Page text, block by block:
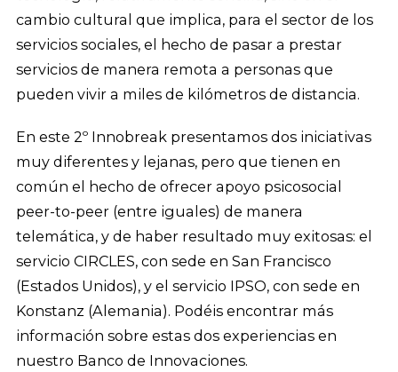
cambio cultural que implica, para el sector de los
servicios sociales, el hecho de pasar a prestar
servicios de manera remota a personas que
pueden vivir a miles de kilómetros de distancia.
En este 2º Innobreak presentamos dos iniciativas
muy diferentes y lejanas, pero que tienen en
común el hecho de ofrecer apoyo psicosocial
peer-to-peer (entre iguales) de manera
telemática, y de haber resultado muy exitosas: el
servicio CIRCLES, con sede en San Francisco
(Estados Unidos), y el servicio IPSO, con sede en
Konstanz (Alemania). Podéis encontrar más
información sobre estas dos experiencias en
nuestro Banco de Innovaciones.